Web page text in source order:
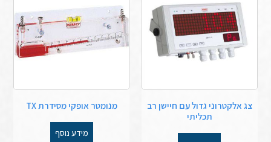
צג אלקטרוני גדול עם חיישן רב
תכליתי
מנומטר אופקי מסידרת TX
מידע נוסף